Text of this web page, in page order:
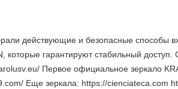
действующие и безопасные способы
которые гарантируют стабильный
Первое официальное зеркало
Еще зеркала: https://cienciateca.com